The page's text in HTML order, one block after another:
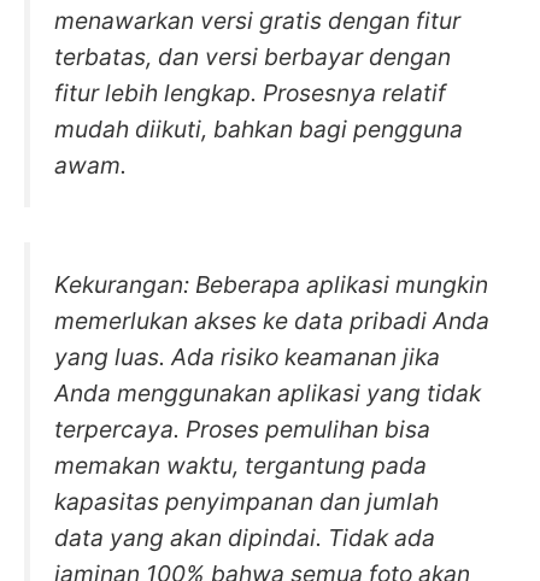
menawarkan versi gratis dengan fitur
terbatas, dan versi berbayar dengan
fitur lebih lengkap. Prosesnya relatif
mudah diikuti, bahkan bagi pengguna
awam.
Kekurangan: Beberapa aplikasi mungkin
memerlukan akses ke data pribadi Anda
yang luas. Ada risiko keamanan jika
Anda menggunakan aplikasi yang tidak
terpercaya. Proses pemulihan bisa
memakan waktu, tergantung pada
kapasitas penyimpanan dan jumlah
data yang akan dipindai. Tidak ada
jaminan 100% bahwa semua foto akan